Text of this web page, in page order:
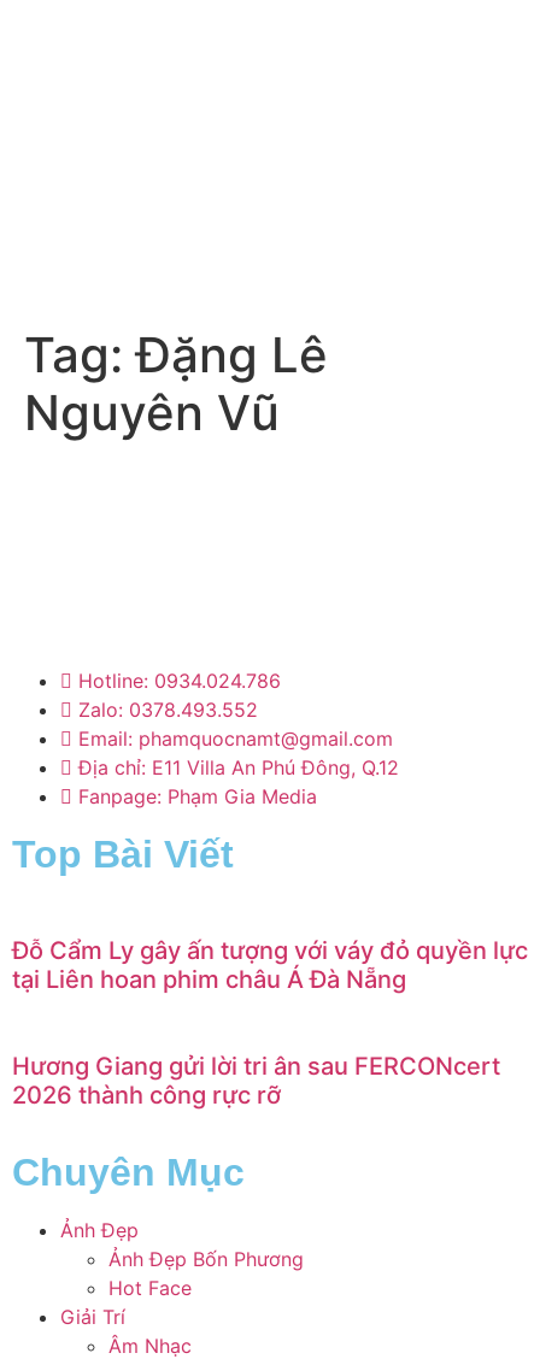
Tag:Đặng Lê
Nguyên Vũ
Hotline: 0934.024.786
Zalo: 0378.493.552
Email: phamquocnamt@gmail.com
Địa chỉ: E11 Villa An Phú Đông, Q.12
Fanpage: Phạm Gia Media
Top Bài Viết
Đỗ Cẩm Ly gây ấn tượng với váy đỏ quyền lực
tại Liên hoan phim châu Á Đà Nẵng
Hương Giang gửi lời tri ân sau FERCONcert
2026 thành công rực rỡ
Chuyên Mục
Ảnh Đẹp
Ảnh Đẹp Bốn Phương
Hot Face
Giải Trí
Âm Nhạc